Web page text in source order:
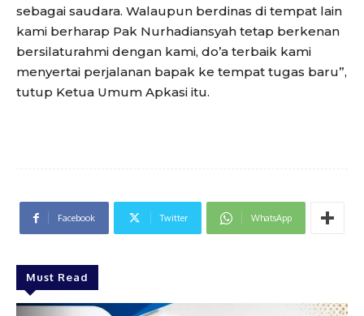
sebagai saudara. Walaupun berdinas di tempat lain
kami berharap Pak Nurhadiansyah tetap berkenan
bersilaturahmi dengan kami, do’a terbaik kami
menyertai perjalanan bapak ke tempat tugas baru”,
tutup Ketua Umum Apkasi itu.
Facebook Twitter WhatsApp
Must Read